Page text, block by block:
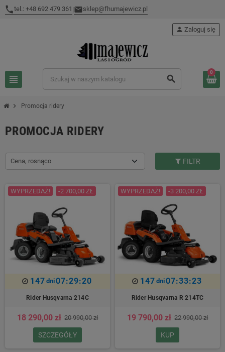
tel.: +48 692 479 361 | sklep@fhumajewicz.pl
view_headline search
person Zaloguj się
0
chevron_right Promocja ridery
PROMOCJA RIDERY
Cena, rosnąco FILTR
WYPRZEDAŻ! -2 700,00 ZŁ
147 dni07:29:20
Rider Husqvarna 214C
18 290,00 zł 20 990,00 zł
SZCZEGÓŁY
WYPRZEDAŻ! -3 200,00 ZŁ
147 dni07:33:23
Rider Husqvarna R 214TC
19 790,00 zł 22 990,00 zł
KUP